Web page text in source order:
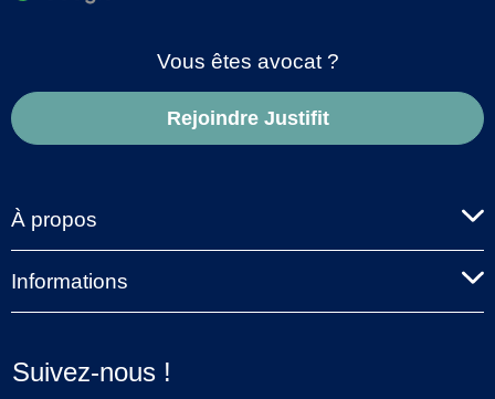
Vous êtes avocat ?
Rejoindre Justifit
À propos
Informations
Suivez-nous !